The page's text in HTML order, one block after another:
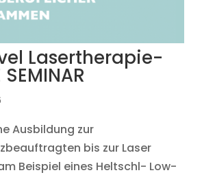
Lasertherapie-
SEMINAR
Ausbildung zur
bis zur Laser
Beispiel eines Heltschl- Low-